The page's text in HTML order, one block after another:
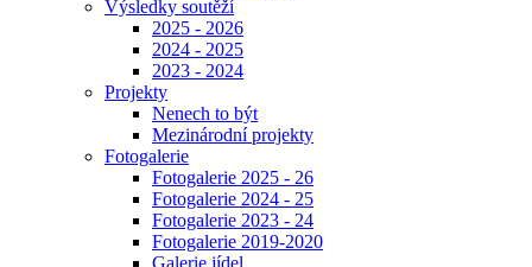
Výsledky soutěží
2025 - 2026
2024 - 2025
2023 - 2024
Projekty
Nenech to být
Mezinárodní projekty
Fotogalerie
Fotogalerie 2025 - 26
Fotogalerie 2024 - 25
Fotogalerie 2023 - 24
Fotogalerie 2019-2020
Galerie jídel